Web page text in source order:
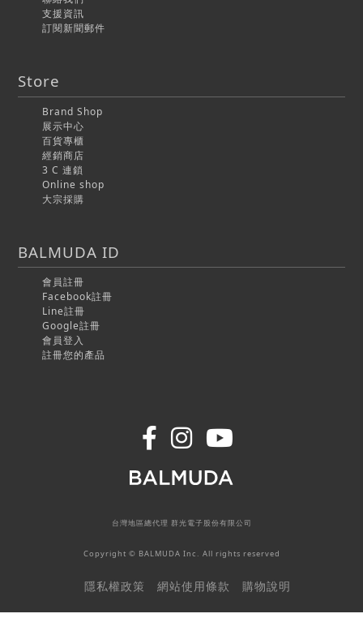
Store
Brand Shop
展示中心
百貨專櫃
經銷商店
3 C 連鎖
Online shop
大宗採購
BALMUDA ID
會員註冊
Facebook註冊
Line註冊
Google註冊
會員登入
註冊您的產品
支援資訊
訂閱新聞郵件
台灣地區總代理 群光電子股份有限公司
Copyright © BALMUDA Inc. All rights reserved
隱私權政策 網站使用條款 購物說明